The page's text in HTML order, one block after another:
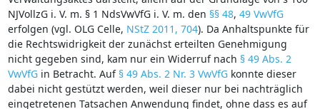
NJVollzG i. V. m. § 1 NdsVwVfG i. V. m. den §§ 48, 49 VwVfG
erfolgen (vgl. OLG Celle, NStZ 2011, 704). Da Anhaltspunkte für
die Rechtswidrigkeit der zunächst erteilten Genehmigung
nicht gegeben sind, kam nur ein Widerruf nach § 49 Abs. 2
VwVfGin Betracht. Auf § 49 Abs. 2 Nr. 3 VwVfGkonnte dieser
dabei nicht gestützt werden, weil dieser nur bei nachträglich
eingetretenen Tatsachen Anwendung findet, ohne dass es auf